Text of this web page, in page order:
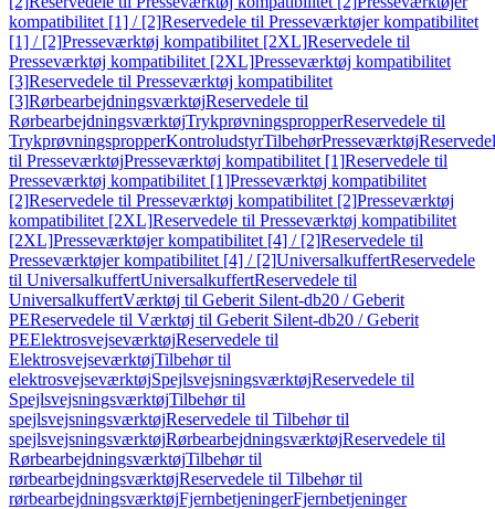
kompatibilitet [1] / [2]Reservedele til Presseværktøjer kompatibilitet
[1] / [2]Presseværktøj kompatibilitet [2XL]Reservedele til
Presseværktøj kompatibilitet [2XL]Presseværktøj kompatibilitet
[3]Reservedele til Presseværktøj kompatibilitet
[3]RørbearbejdningsværktøjReservedele til
RørbearbejdningsværktøjTrykprøvningspropperReservedele til
TrykprøvningspropperKontroludstyrTilbehørPresseværktøj
til PresseværktøjPresseværktøj kompatibilitet [1]Reservedele til
Presseværktøj kompatibilitet [1]Presseværktøj kompatibilitet
[2]Reservedele til Presseværktøj kompatibilitet [2]Presseværktøj
kompatibilitet [2XL]Reservedele til Presseværktøj kompatibilitet
[2XL]Presseværktøjer kompatibilitet [4] / [2]Reservedele til
Presseværktøjer kompatibilitet [4] / [2]UniversalkuffertReservedele
til UniversalkuffertUniversalkuffertReservedele til
UniversalkuffertVærktøj til Geberit Silent-db20 / Geberit
PEReservedele til Værktøj til Geberit Silent-db20 / Geberit
PEElektrosvejseværktøjReservedele til
ElektrosvejseværktøjTilbehør til
elektrosvejseværktøjSpejlsvejsningsværktøjReservedele til
SpejlsvejsningsværktøjTilbehør til
spejlsvejsningsværktøjReservedele til Tilbehør til
spejlsvejsningsværktøjRørbearbejdningsværktøjReservedele til
RørbearbejdningsværktøjTilbehør til
rørbearbejdningsværktøjReservedele til Tilbehør til
rørbearbejdningsværktøjFjernbetjeningerFjernbetjeninger